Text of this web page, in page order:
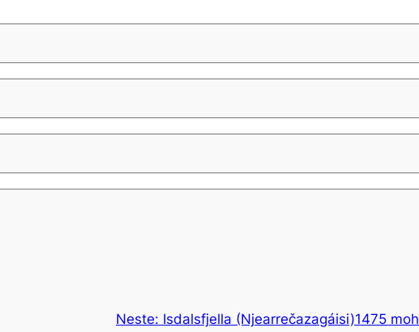
Neste: Isdalsfjella (Njearrečazagáisi)1475 moh